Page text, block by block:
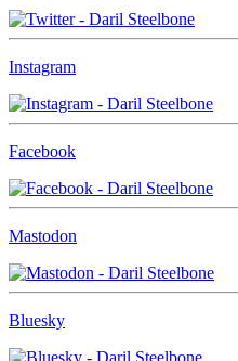
Instagram
Facebook
Mastodon
Bluesky